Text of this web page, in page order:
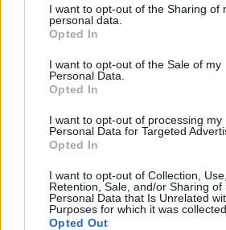
I want to opt-out of the Sharing of
personal data.
Opted In
I want to opt-out of the Sale of my
Personal Data.
Opted In
I want to opt-out of processing my
Personal Data for Targeted
Opted In
I want to opt-out of Collection, Use,
Retention, Sale, and/or Sharing of
Personal Data that Is Unrelated
Purposes for which it was collected.
Opted Out
Danke für diesen Tipp, halt super
23 März 2025
*chaoserl*
Boardveteran
Zitat von reiny:
von mir auch ein Danke, hatte ich
Chaoshirn nicht auf dem Schirm...